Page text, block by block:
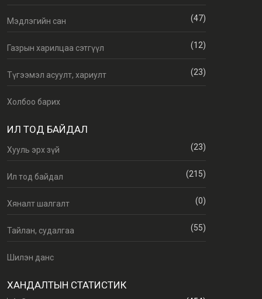
Мэдлэгийн сан (47)
Газрын харилцаа сэтгүүл (12)
Түгээмэл асуулт, хариулт (23)
Холбоо барих
ИЛ ТОД БАЙДАЛ
Хууль эрх зүй (23)
Ил тод байдал (215)
Хяналт шалгалт (0)
Тайлан, судалгаа (55)
Шилэн данс
ХАНДАЛТЫН СТАТИСТИК